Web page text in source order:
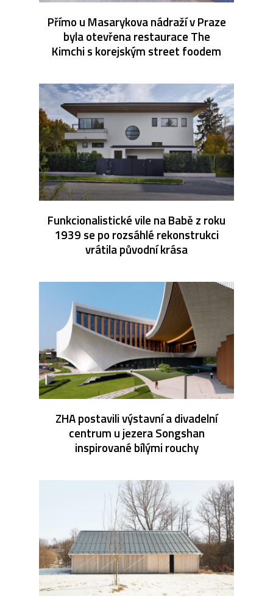
Přímo u Masarykova nádraží v Praze
byla otevřena restaurace The
Kimchi s korejským street foodem
Funkcionalistické vile na Babě z roku
1939 se po rozsáhlé rekonstrukci
vrátila původní krása
ZHA postavili výstavní a divadelní
centrum u jezera Songshan
inspirované bílými rouchy